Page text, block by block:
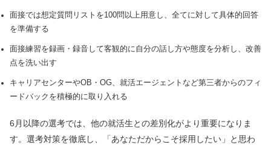
面接では想定質問リストを100問以上用意し、全てに対して具体的回答
を準備する
面接練習を録画・録音して客観的に自分の話し方や態度を分析し、改善
点を洗い出す
キャリアセンターやOB・OG、就活エージェントなど第三者からのフィ
ードバックを積極的に取り入れる
6月以降の選考では、他の就活生との差別化がより重要になりま
す。選考対策を徹底し、「あなただからこそ採用したい」と思わ